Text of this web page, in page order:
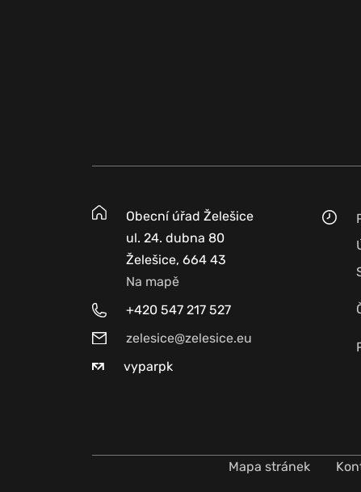
Obecní úřad Želešice
ul. 24. dubna 80
Želešice, 664 43
Na mapě
+420 547 217 527
zelesice@zelesice.eu
vyparpk
Mapa stránek